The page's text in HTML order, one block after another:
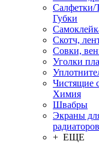
Салфетки/
Губки
Скотч,
Совки,
Уголки
Чистящие
Химия
Швабры
Экраны
радиаторов
+ ЕЩЕ